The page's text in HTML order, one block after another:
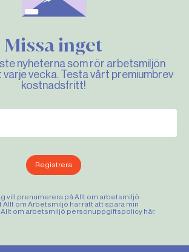
Missa inget
nyheterna som rör arbetsmiljön
vecka. Testa vårt premiumbrev
kostnadsfritt!
Registrera
vill prenumerera på Allt om arbetsmiljö
om Arbetsmiljö har rätt att spara min
om arbetsmiljö personuppgiftspolicy här.